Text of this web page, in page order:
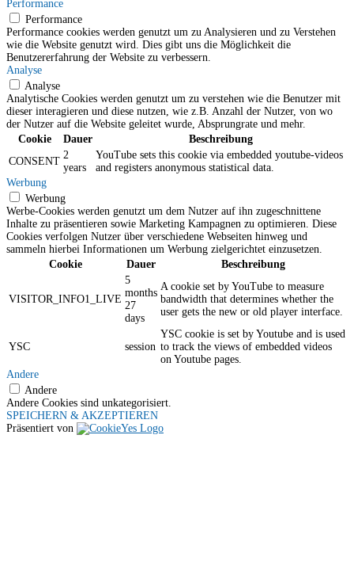
Performance
Performance
Performance cookies werden genutzt um zu Analysieren und zu Verstehen
wie die Website genutzt wird. Dies gibt uns die Möglichkeit die
Benutzererfahrung der Website zu verbessern.
Analyse
Analyse
Analytische Cookies werden genutzt um zu verstehen wie die Benutzer mit
dieser interagieren und diese nutzen, wie z.B. Anzahl der Nutzer, von wo
der Nutzer auf die Website geleitet wurde, Absprungrate und mehr.
Cookie
Dauer
Beschreibung
CONSENT
2
years
YouTube sets this cookie via embedded youtube-videos
and registers anonymous statistical data.
Werbung
Werbung
Werbe-Cookies werden genutzt um dem Nutzer auf ihn zugeschnittene
Inhalte zu präsentieren sowie Marketing Kampagnen zu optimieren. Diese
Cookies verfolgen Nutzer über verschiedene Webseiten hinweg und
sammeln hierbei Informationen um Werbung zielgerichtet einzusetzen.
Cookie
Dauer Beschreibung
VISITOR_INFO1_LIVE
5
months
27
days
A cookie set by YouTube to measure
bandwidth that determines whether the
user gets the new or old player interface.
YSC session
YSC cookie is set by Youtube and is used
to track the views of embedded videos
on Youtube pages.
Andere
Andere
Andere Cookies sind unkategorisiert.
SPEICHERN & AKZEPTIEREN
Präsentiert von